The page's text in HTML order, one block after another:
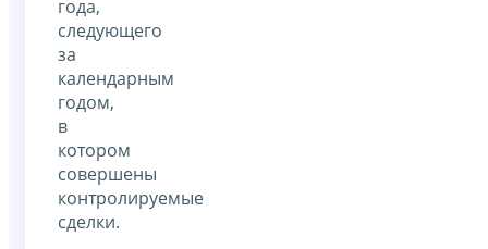
года,
следующего
за
календарным
годом,
в
котором
совершены
контролируемые
сделки.